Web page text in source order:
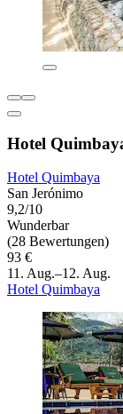
Hotel
Hotel Quimbaya
San Jerónimo
9,2/10
Wunderbar
(28 Bewertungen)
93 €
11. Aug.–12. Aug.
Hotel Quimbaya